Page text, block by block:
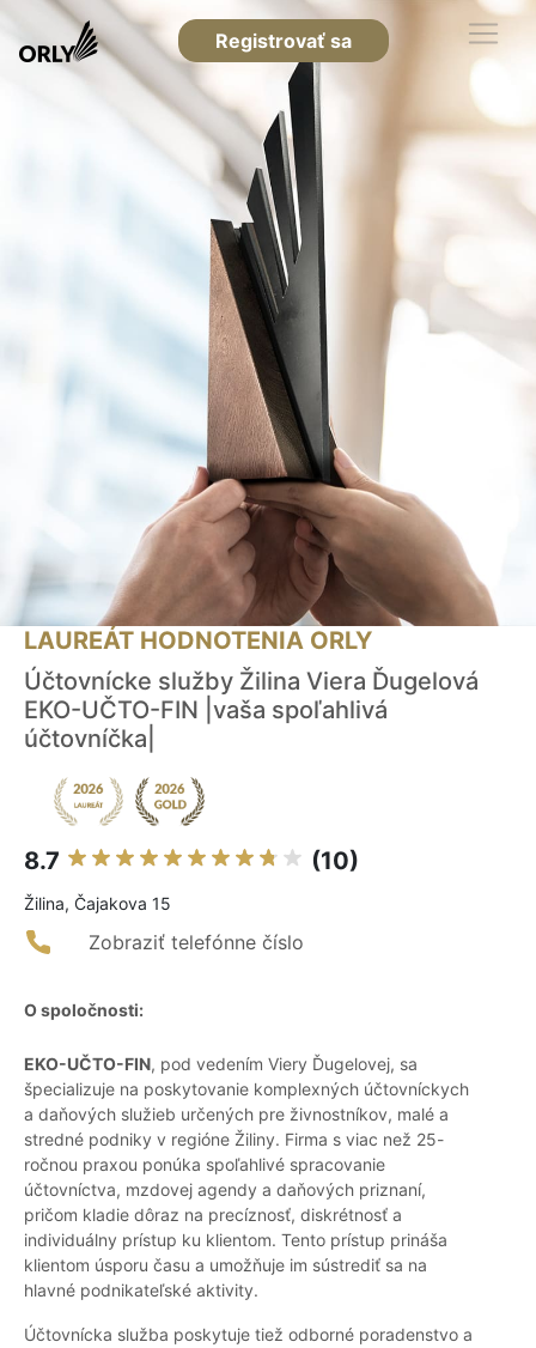
Registrovať sa
LAUREÁT HODNOTENIA ORLY
Účtovnícke služby Žilina Viera Ďugelová
EKO-UČTO-FIN |vaša spoľahlivá
účtovníčka|
8.7 (10)
Žilina, Čajakova 15
Zobraziť telefónne číslo
O spoločnosti:
EKO-UČTO-FIN, pod vedením Viery Ďugelovej, sa
špecializuje na poskytovanie komplexných účtovníckych
a daňových služieb určených pre živnostníkov, malé a
stredné podniky v regióne Žiliny. Firma s viac než 25-
ročnou praxou ponúka spoľahlivé spracovanie
účtovníctva, mzdovej agendy a daňových priznaní,
pričom kladie dôraz na precíznosť, diskrétnosť a
individuálny prístup ku klientom. Tento prístup prináša
klientom úsporu času a umožňuje im sústrediť sa na
hlavné podnikateľské aktivity.
Účtovnícka služba poskytuje tiež odborné poradenstvo a